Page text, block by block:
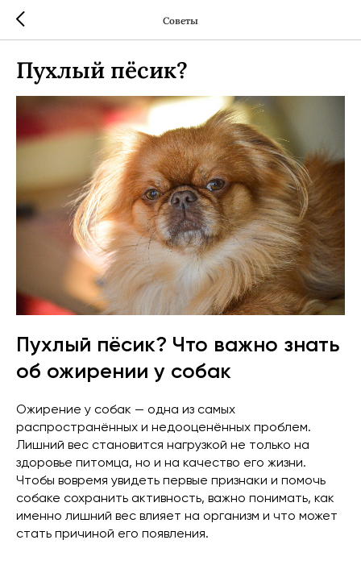
Советы
Пухлый пёсик?
Пухлый пёсик? Что важно знать
об ожирении у собак
Ожирение у собак — одна из самых
распространённых и недооценённых проблем.
Лишний вес становится нагрузкой не только на
здоровье питомца, но и на качество его жизни.
Чтобы вовремя увидеть первые признаки и помочь
собаке сохранить активность, важно понимать, как
именно лишний вес влияет на организм и что может
стать причиной его появления.